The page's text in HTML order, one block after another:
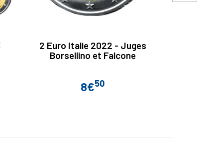
2 Euro Italie 2022 - Juges
Borsellino et Falcone
Prix
8€50